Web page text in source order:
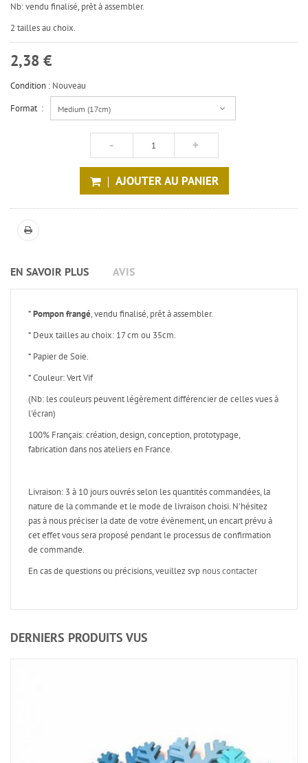
Nb: vendu finalisé, prêt à assembler.
2 tailles au choix.
2,38 €
Condition : Nouveau
Format :
Medium (17cm)
AJOUTER AU PANIER
EN SAVOIR PLUS AVIS
*Pompon frangé, vendu finalisé, prêt à assembler.
* Deux tailles au choix: 17 cm ou 35cm.
* Papier de Soie.
* Couleur: Vert Vif
(Nb: les couleurs peuvent légèrement différencier de celles vues à
l'écran)
100% Français: création, design, conception, prototypage,
fabrication dans nos ateliers en France.
Livraison: 3 à 10 jours ouvrés selon les quantités commandées, la
nature de la commande et le mode de livraison choisi. N'hésitez
pas à nous préciser la date de votre évènement, un encart prévu à
cet effet vous sera proposé pendant le processus de confirmation
de commande.
En cas de questions ou précisions, veuillez svp nous contacter
DERNIERS PRODUITS VUS